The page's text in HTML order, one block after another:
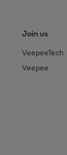
Join us
VeepeeTech
Veepee